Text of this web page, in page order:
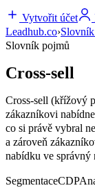
Vytvořit účet
Leadhub.co›
Slovník pojmů
Cross-sell
Cross-sell (křížový
zákazníkovi
co si právě vybral
a zároveň
nabídku ve správný
SegmentaceCDP